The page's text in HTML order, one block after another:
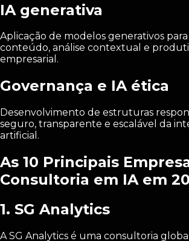
IA generativa
Aplicação de modelos generativos
conteúdo, análise contextual e
empresarial.
Governança e IA ética
Desenvolvimento de estruturas
seguro, transparente e escalável da
artificial.
As 10 Principais
Consultoria em IA em
1. SG Analytics
A SG Analytics é uma consultoria